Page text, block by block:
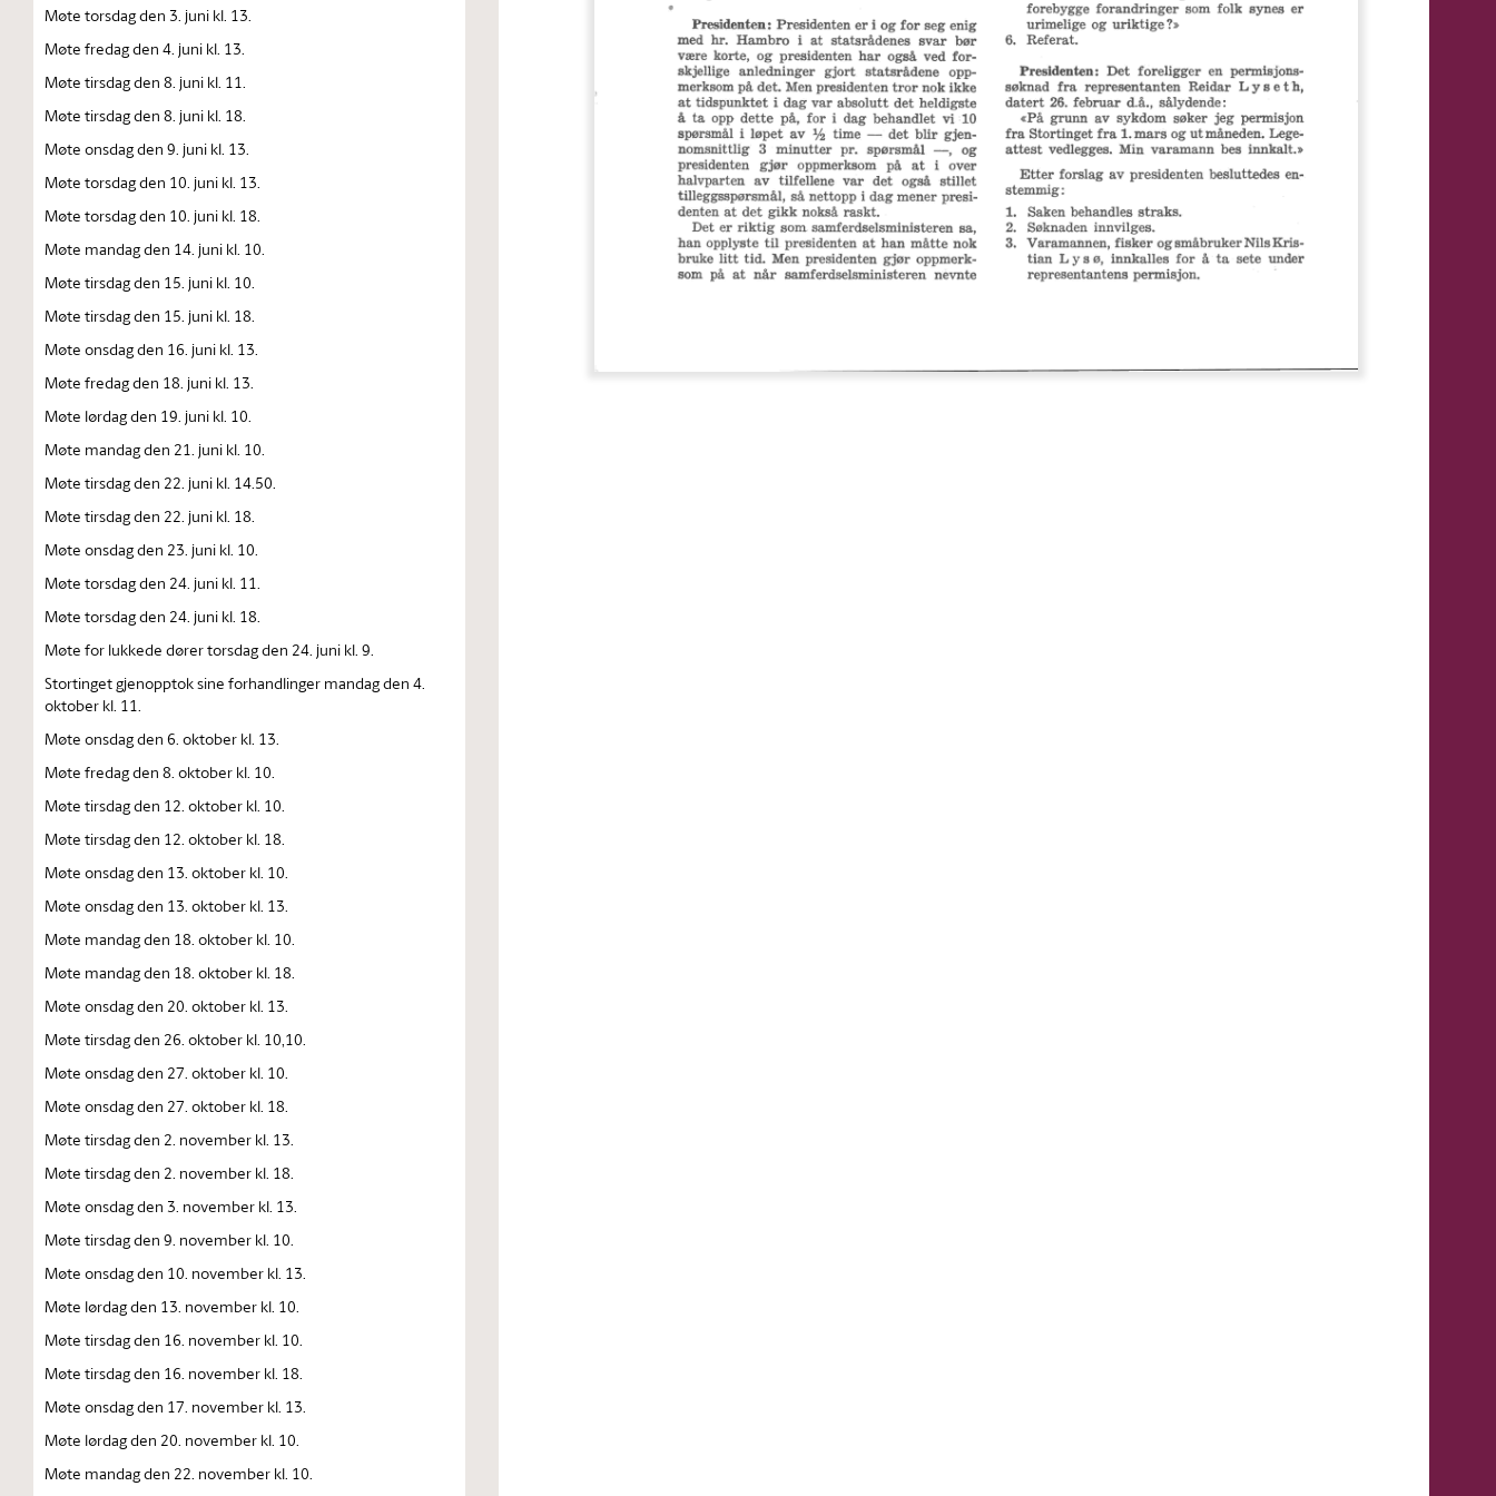
Møte torsdag den 3. juni kl. 13.
Møte fredag den 4. juni kl. 13.
Møte tirsdag den 8. juni kl. 11.
Møte tirsdag den 8. juni kl. 18.
Møte onsdag den 9. juni kl. 13.
Møte torsdag den 10. juni kl. 13.
Møte torsdag den 10. juni kl. 18.
Møte mandag den 14. juni kl. 10.
Møte tirsdag den 15. juni kl. 10.
Møte tirsdag den 15. juni kl. 18.
Møte onsdag den 16. juni kl. 13.
Møte fredag den 18. juni kl. 13.
Møte lørdag den 19. juni kl. 10.
Møte mandag den 21. juni kl. 10.
Møte tirsdag den 22. juni kl. 14.50.
Møte tirsdag den 22. juni kl. 18.
Møte onsdag den 23. juni kl. 10.
Møte torsdag den 24. juni kl. 11.
Møte torsdag den 24. juni kl. 18.
Møte for lukkede dører torsdag den 24. juni kl. 9.
Stortinget gjenopptok sine forhandlinger mandag den 4.
oktober kl. 11.
Møte onsdag den 6. oktober kl. 13.
Møte fredag den 8. oktober kl. 10.
Møte tirsdag den 12. oktober kl. 10.
Møte tirsdag den 12. oktober kl. 18.
Møte onsdag den 13. oktober kl. 10.
Møte onsdag den 13. oktober kl. 13.
Møte mandag den 18. oktober kl. 10.
Møte mandag den 18. oktober kl. 18.
Møte onsdag den 20. oktober kl. 13.
Møte tirsdag den 26. oktober kl. 10,10.
Møte onsdag den 27. oktober kl. 10.
Møte onsdag den 27. oktober kl. 18.
Møte tirsdag den 2. november kl. 13.
Møte tirsdag den 2. november kl. 18.
Møte onsdag den 3. november kl. 13.
Møte tirsdag den 9. november kl. 10.
Møte onsdag den 10. november kl. 13.
Møte lørdag den 13. november kl. 10.
Møte tirsdag den 16. november kl. 10.
Møte tirsdag den 16. november kl. 18.
Møte onsdag den 17. november kl. 13.
Møte lørdag den 20. november kl. 10.
Møte mandag den 22. november kl. 10.